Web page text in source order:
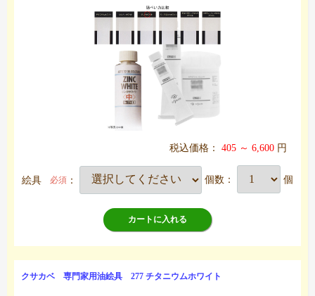
税込価格： 405 ～ 6,600 円
絵具 必須 ： 個数： 個
カートに入れる
クサカベ 専門家用油絵具 277 チタニウムホワイト